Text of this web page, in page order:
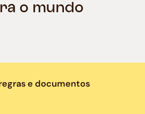
o mundo
e documentos